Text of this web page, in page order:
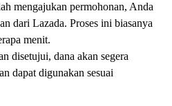
mengajukan permohonan, Anda
dari Lazada. Proses ini biasanya
menit.
disetujui, dana akan segera
dapat digunakan sesuai